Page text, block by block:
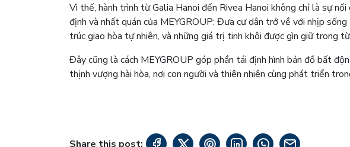
Vì thế, hành trình từ Galia Hanoi đến Rivea Hanoi không chỉ là sự
định và nhất quán của MEYGROUP: Đưa cư dân trở về với nhịp
trúc giao hòa tự nhiên, và những giá trị tinh khôi được gìn giữ trong
Đây cũng là cách MEYGROUP góp phần tái định hình bản đồ bất
thịnh vượng hài hòa, nơi con người và thiên nhiên cùng phát triển
Share this post: